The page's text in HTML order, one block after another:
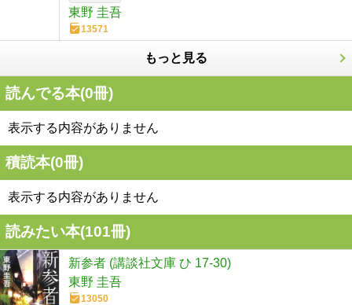
東野 圭吾
13571
もっと見る
読んでる本(0冊)
表示する内容がありません
積読本(0冊)
表示する内容がありません
読みたい本(101冊)
新参者 (講談社文庫 ひ 17-30)
東野 圭吾
13050